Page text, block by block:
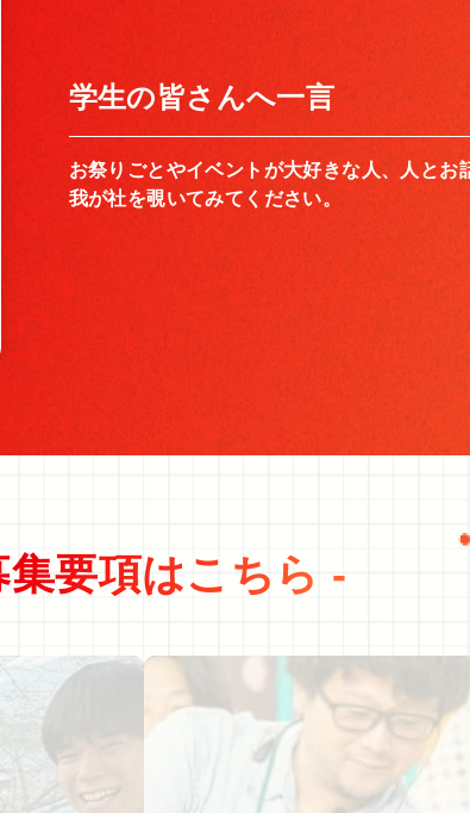
学生の皆さんへ一言
お祭りごとやイベントが大好きな人、人とお
我が社を覗いてみてください。
集要項はこちら -